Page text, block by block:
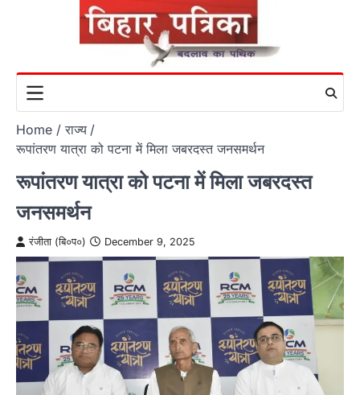
Home
राज्य
रूपांतरण यात्रा को पटना में मिला जबरदस्त जनसमर्थन
रूपांतरण यात्रा को पटना में मिला जबरदस्त
जनसमर्थन
रंजीता (बि०प०) December 9, 2025